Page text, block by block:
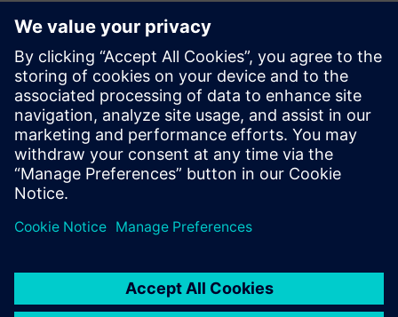
Automatizirajte svoje poslovne procese pomoću niskog
koda
Ubrzajte digitalnu transformaciju pomoću Mendix Low-
Code
Sveobuhvatni vodič za niski kod
Preduvjeti